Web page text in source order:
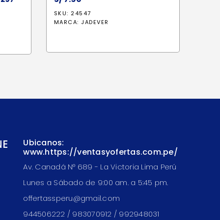
SKU: 24547
MARCA: JADEVER
Ubicanos:
www.https://ventasyofertas.com.pe/
Av. Canadá N° 689 - La Victoria Lima Perú
Lunes a Sábado de 9:00 am. a 5:45 pm.
offertassperu@gmail.com
944506222 / 983070912 / 992948031